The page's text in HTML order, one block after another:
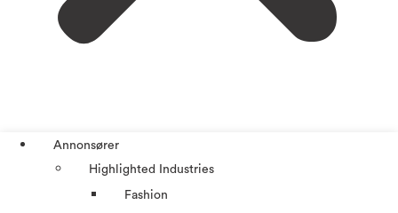
Annonsører
Highlighted Industries
Fashion